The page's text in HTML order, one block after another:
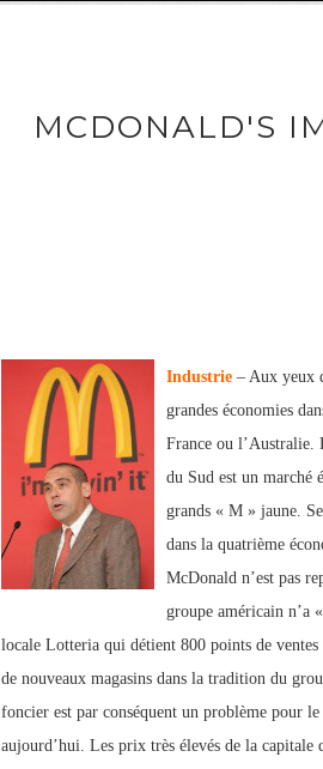
MCDONALD'S
Industrie – Aux yeux
grandes économies
France ou l’Australie.
du Sud est un marché
grands « M » jaune.
dans la quatrième
McDonald n’est pas
groupe américain n’a
locale Lotteria qui détient 800 points de
de nouveaux magasins dans la tradition du
foncier est par conséquent un problème pour
aujourd’hui. Les prix très élevés de la